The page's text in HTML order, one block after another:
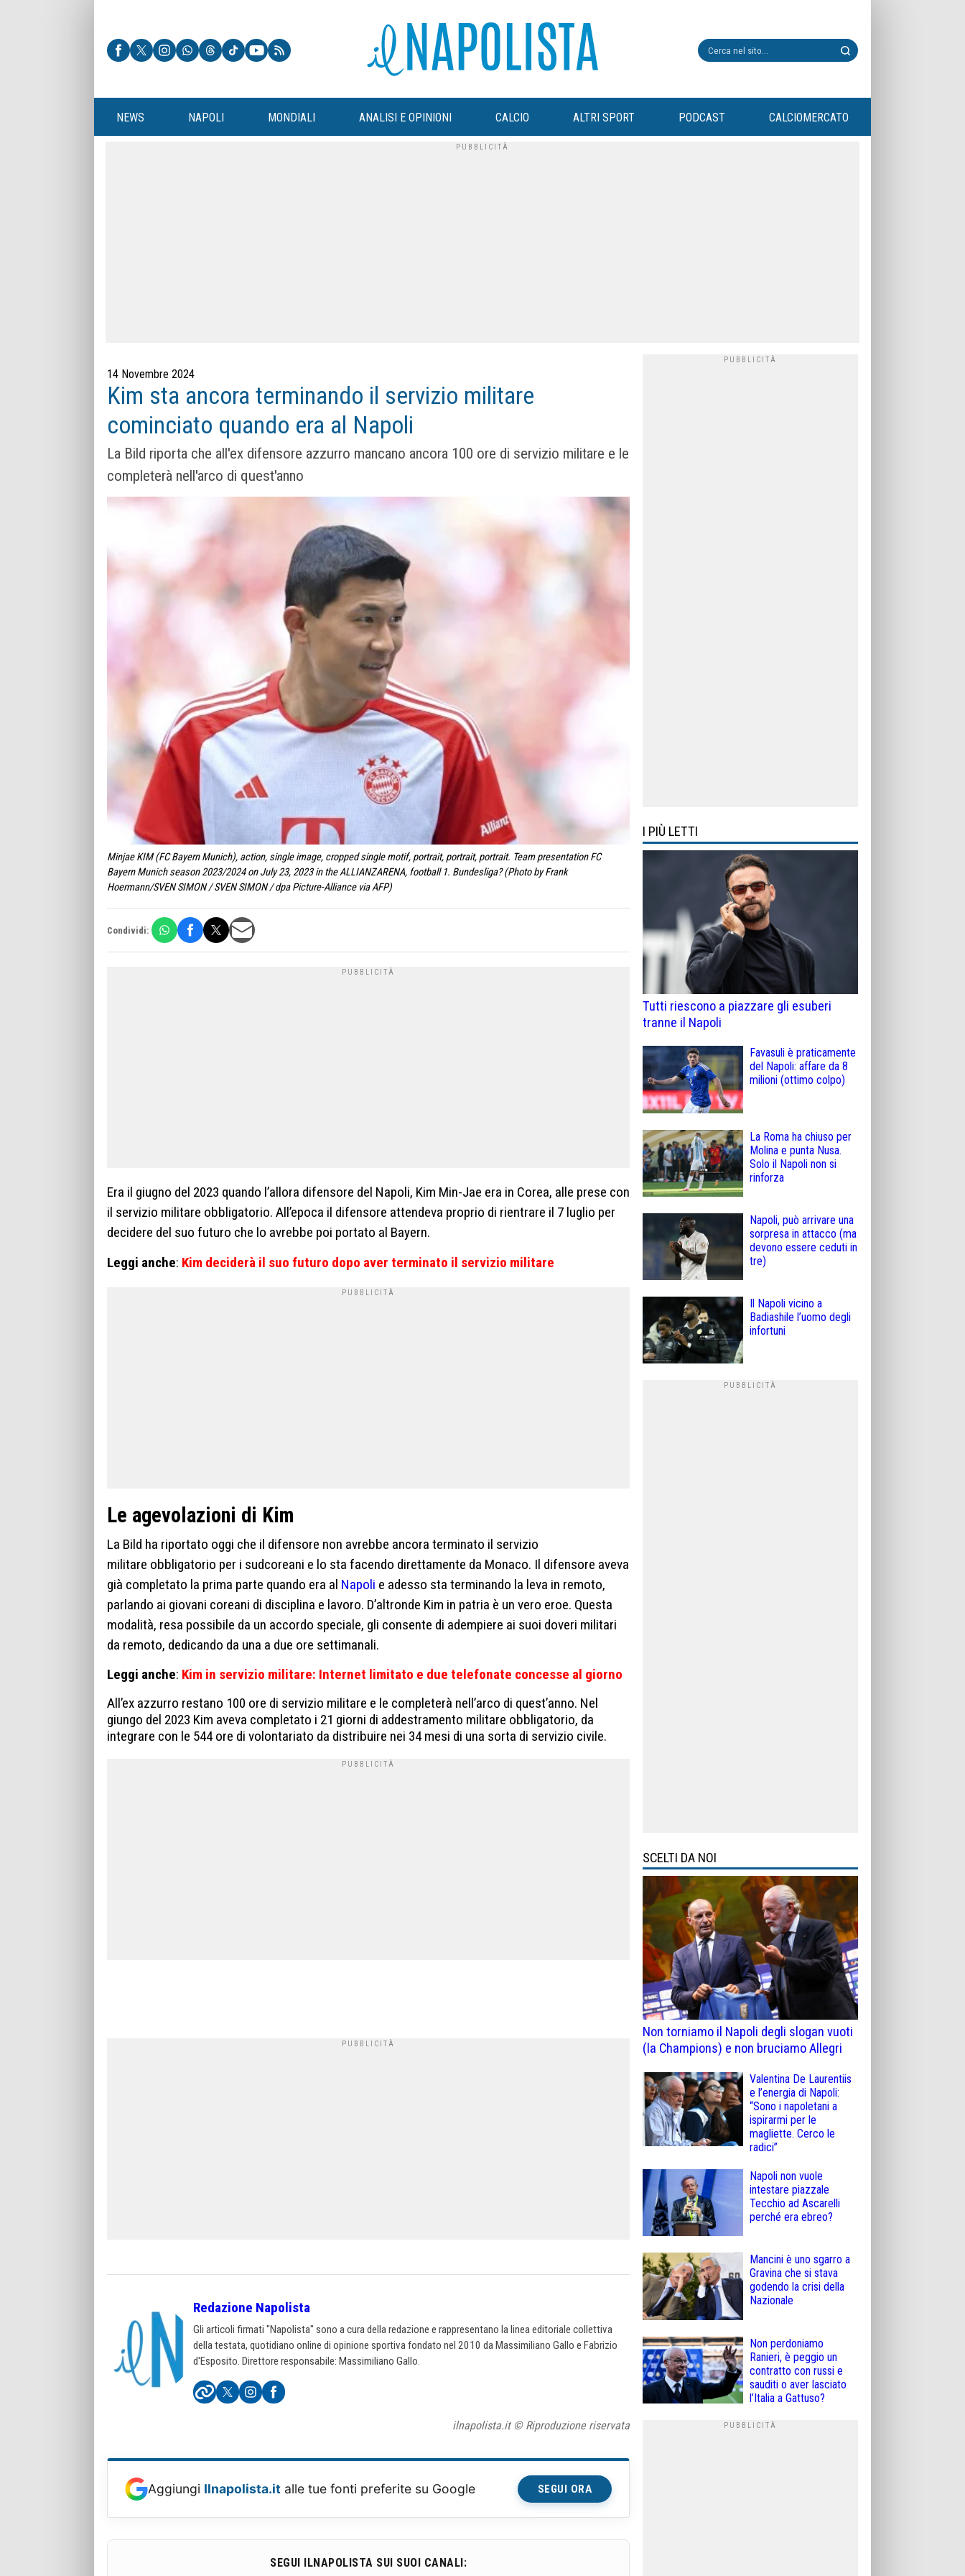
NEWS NAPOLI MONDIALI ANALISI E OPINIONI CALCIO ALTRI SPORT PODCAST CALCIOMERCATO
14 Novembre 2024
Kim sta ancora terminando il servizio militare
cominciato quando era al Napoli
La Bild riporta che all'ex difensore azzurro mancano ancora 100 ore di servizio militare e le
completerà nell'arco di quest'anno
Minjae KIM (FC Bayern Munich), action, single image, cropped single motif, portrait, portrait, portrait. Team presentation FC
Bayern Munich season 2023/2024 on July 23, 2023 in the ALLIANZARENA, football 1. Bundesliga? (Photo by Frank
Hoermann/SVEN SIMON / SVEN SIMON / dpa Picture-Alliance via AFP)
Condividi:
Era il giugno del 2023 quando l’allora difensore del Napoli, Kim Min-Jae era in Corea, alle prese con
il servizio militare obbligatorio. All’epoca il difensore attendeva proprio di rientrare il 7 luglio per
decidere del suo futuro che lo avrebbe poi portato al Bayern.
Leggi anche: Kim deciderà il suo futuro dopo aver terminato il servizio militare
Le agevolazioni di Kim
La Bild ha riportato oggi che il difensore non avrebbe ancora terminato il servizio
militare obbligatorio per i sudcoreani e lo sta facendo direttamente da Monaco. Il difensore aveva
già completato la prima parte quando era al Napoli e adesso sta terminando la leva in remoto,
parlando ai giovani coreani di disciplina e lavoro. D’altronde Kim in patria è un vero eroe. Questa
modalità, resa possibile da un accordo speciale, gli consente di adempiere ai suoi doveri militari
da remoto, dedicando da una a due ore settimanali.
Leggi anche: Kim in servizio militare: Internet limitato e due telefonate concesse al giorno
All’ex azzurro restano 100 ore di servizio militare e le completerà nell’arco di quest’anno. Nel
giungo del 2023 Kim aveva completato i 21 giorni di addestramento militare obbligatorio, da
integrare con le 544 ore di volontariato da distribuire nei 34 mesi di una sorta di servizio civile.
Redazione Napolista
Gli articoli firmati "Napolista" sono a cura della redazione e rappresentano la linea editoriale collettiva
della testata, quotidiano online di opinione sportiva fondato nel 2010 da Massimiliano Gallo e Fabrizio
d'Esposito. Direttore responsabile: Massimiliano Gallo.
ilnapolista.it © Riproduzione riservata
Aggiungi Ilnapolista.it alle tue fonti preferite su Google SEGUI ORA
SEGUI ILNAPOLISTA SUI SUOI CANALI:
I PIÙ LETTI
Tutti riescono a piazzare gli esuberi
tranne il Napoli
Favasuli è praticamente
del Napoli: affare da 8
milioni (ottimo colpo)
La Roma ha chiuso per
Molina e punta Nusa.
Solo il Napoli non si
rinforza
Napoli, può arrivare una
sorpresa in attacco (ma
devono essere ceduti in
tre)
Il Napoli vicino a
Badiashile l’uomo degli
infortuni
SCELTI DA NOI
Non torniamo il Napoli degli slogan vuoti
(la Champions) e non bruciamo Allegri
Valentina De Laurentiis
e l’energia di Napoli:
“Sono i napoletani a
ispirarmi per le
magliette. Cerco le
radici”
Napoli non vuole
intestare piazzale
Tecchio ad Ascarelli
perché era ebreo?
Mancini è uno sgarro a
Gravina che si stava
godendo la crisi della
Nazionale
Non perdoniamo
Ranieri, è peggio un
contratto con russi e
sauditi o aver lasciato
l’Italia a Gattuso?